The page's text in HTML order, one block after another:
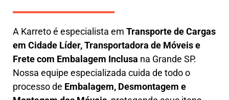
A Karretoé especialista em Transporte de Cargas
em Cidade Líder,Transportadora de Móveis e
Frete com Embalagem Inclusa na Grande SP.
Nossa equipe especializada cuida de todo o
processo de Embalagem, Desmontagem e